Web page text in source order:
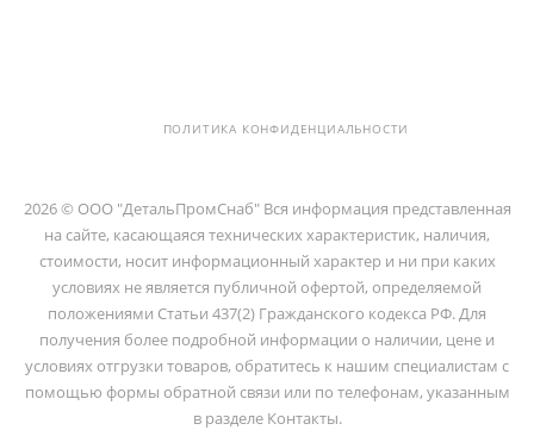
ПОЛИТИКА КОНФИДЕНЦИАЛЬНОСТИ
2026 © ООО "ДетальПромСнаб" Вся информация представленная
на сайте, касающаяся технических характеристик, наличия,
стоимости, носит информационный характер и ни при каких
условиях не является публичной офертой, определяемой
положениями Статьи 437(2) Гражданского кодекса РФ. Для
получения более подробной информации о наличии, цене и
условиях отгрузки товаров, обратитесь к нашим специалистам с
помощью формы обратной связи или по телефонам, указанным
в разделе Контакты.